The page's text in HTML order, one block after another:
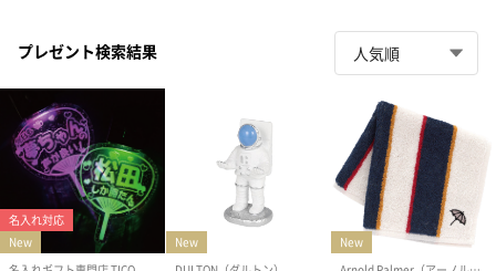
プレゼント検索結果